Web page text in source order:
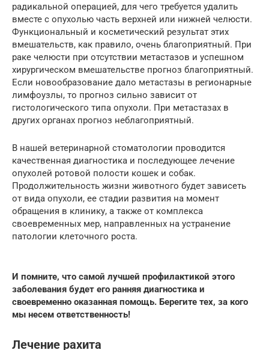
радикальной операцией, для чего требуется удалить
вместе с опухолью часть верхней или нижней челюсти.
Функциональный и косметический результат этих
вмешательств, как правило, очень благоприятный. При
раке челюсти при отсутствии метастазов и успешном
хирургическом вмешательстве прогноз благоприятный.
Если новообразование дало метастазы в регионарные
лимфоузлы, то прогноз сильно зависит от
гистологического типа опухоли. При метастазах в
других органах прогноз неблагоприятный.
В нашей ветеринарной стоматологии проводится
качественная диагностика и последующее лечение
опухолей ротовой полости кошек и собак.
Продолжительность жизни животного будет зависеть
от вида опухоли, ее стадии развития на момент
обращения в клинику, а также от комплекса
своевременных мер, направленных на устранение
патологии клеточного роста.
И помните, что самой лучшей профилактикой этого
заболевания будет его ранняя диагностика и
своевременно оказанная помощь. Берегите тех, за кого
мы несем ответственность!
Лечение рахита